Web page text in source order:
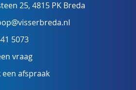
25, 4815 PK Breda
5073
vraag
een afspraak